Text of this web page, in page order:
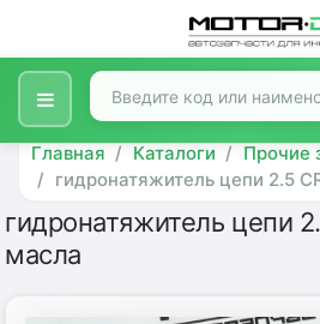
Главная Каталоги
Прочие
гидронатяжитель цепи 2.5
гидронатяжитель цепи
масла